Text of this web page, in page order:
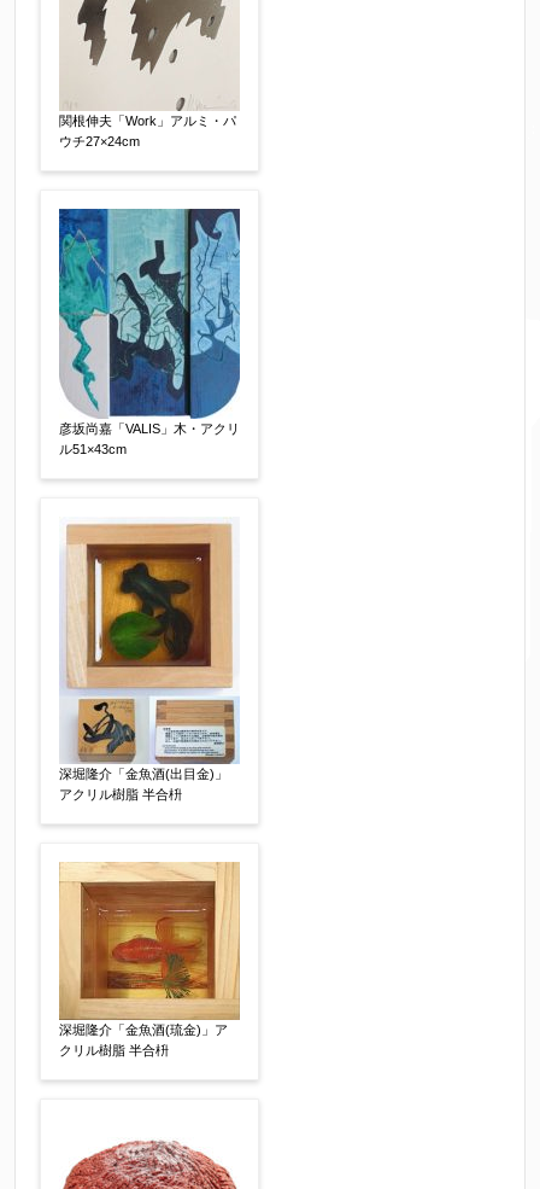
関根伸夫「Work」アルミ・パ
ウチ27×24cm
彦坂尚嘉「VALIS」木・アクリ
ル51×43cm
深堀隆介「金魚酒(出目金)」
アクリル樹脂 半合枡
深堀隆介「金魚酒(琉金)」ア
クリル樹脂 半合枡